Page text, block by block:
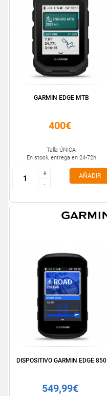
GARMIN EDGE MTB
400€
Talla ÚNICA
En stock, entrega en 24-72h
+
-
+
-
AÑADIR
DISPOSITIVO GARMIN EDGE 850
549,99€